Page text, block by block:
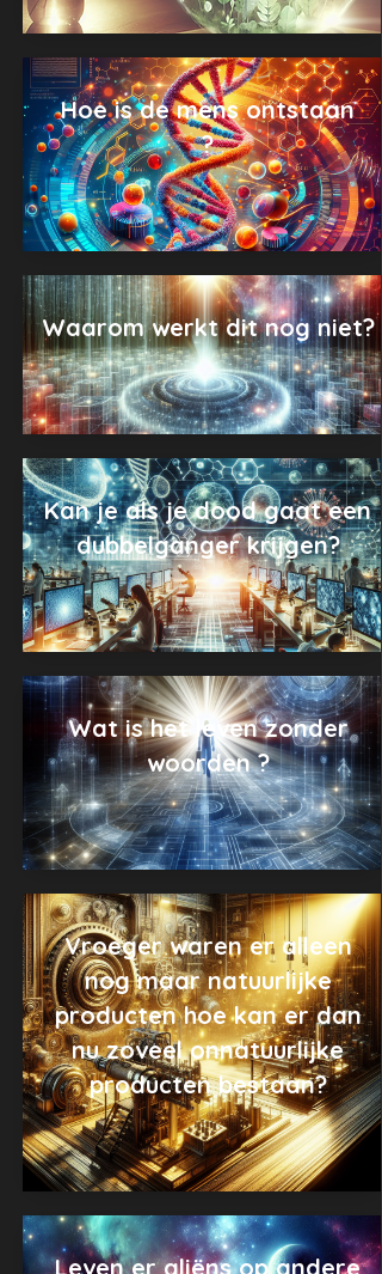
Hoe is de mens ontstaan
?
Waarom werkt dit nog niet?
Kan je als je dood gaat een
dubbelganger krijgen?
Wat is het leven zonder
woorden ?
Vroeger waren er alleen
nog maar natuurlijke
producten hoe kan er dan
nu zoveel onnatuurlijke
producten bestaan?
Leven er aliëns op andere